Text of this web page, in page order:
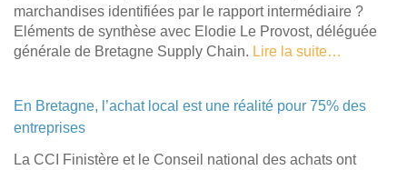
marchandises identifiées par le rapport intermédiaire ?
Eléments de synthèse avec Elodie Le Provost, déléguée
générale de Bretagne Supply Chain. Lire la suite…
En Bretagne, l’achat local est une réalité pour 75% des
entreprises
La CCI Finistère et le Conseil national des achats ont